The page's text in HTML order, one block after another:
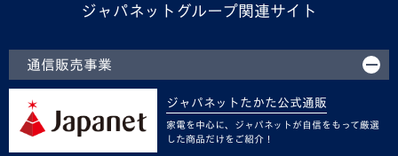
ジャパネットグループ関連サイト
通信販売事業
ジャパネットたかた公式通販
家電を中心に、ジャパネットが自信をもって厳選
した商品だけをご紹介！